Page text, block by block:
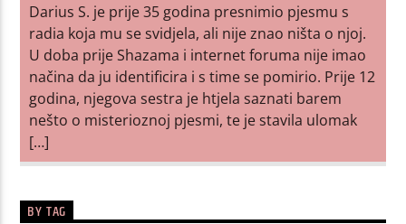
Darius S. je prije 35 godina presnimio pjesmu s
radia koja mu se svidjela, ali nije znao ništa o njoj.
U doba prije Shazama i internet foruma nije imao
načina da ju identificira i s time se pomirio. Prije 12
godina, njegova sestra je htjela saznati barem
nešto o misterioznoj pjesmi, te je stavila ulomak
[…]
BY TAG